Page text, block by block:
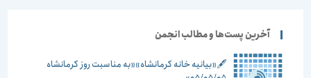
آخرین پست‌ها و مطالب انجمن
🖋️«بیانیه خانه کرمانشاه»«به مناسبت روز کرمانشاه